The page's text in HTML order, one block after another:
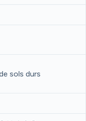
sols durs